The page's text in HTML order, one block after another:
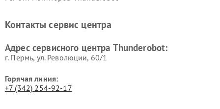
Контакты сервис центра
Адрес сервисного центра Thunderobot:
г. Пермь, ул. ​Революции, 60/1
Горячая линия:
+7 (342) 254-92-17